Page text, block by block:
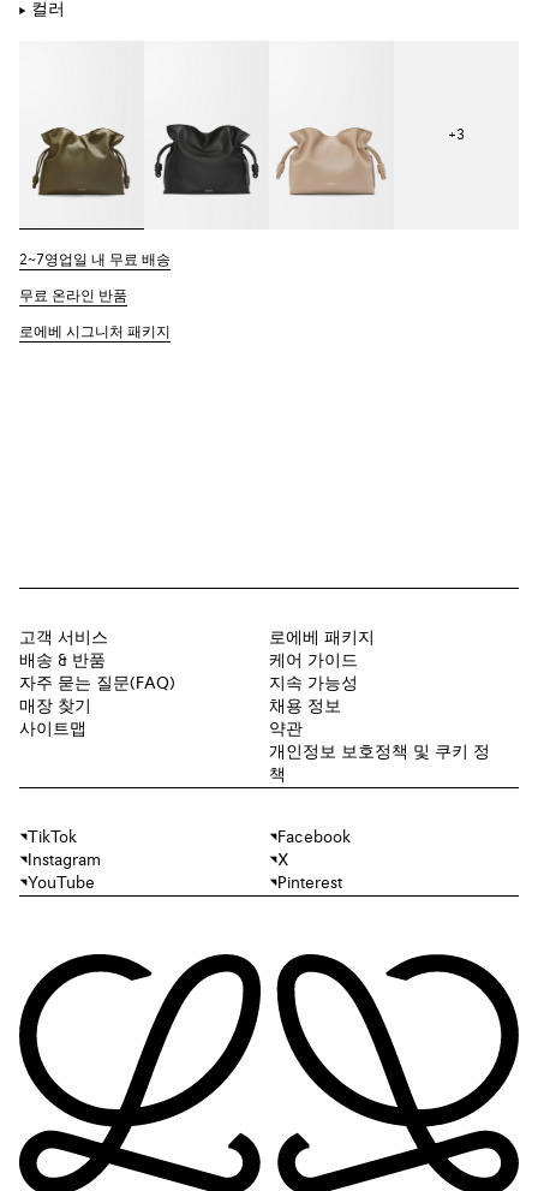
컬러
+3
2~7영업일 내 무료 배송
무료 온라인 반품
로에베 시그니처 패키지
고객 서비스
배송 & 반품
자주 묻는 질문(FAQ)
매장 찾기
사이트맵
로에베 패키지
케어 가이드
지속 가능성
채용 정보
약관
개인정보 보호정책 및 쿠키 정
책
TikTok
Facebook
Instagram
X
YouTube
Pinterest